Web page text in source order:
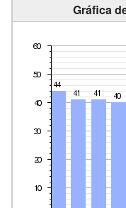
Gráfica